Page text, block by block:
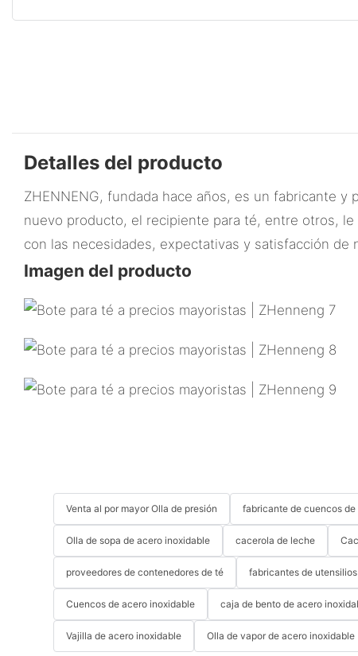
Detalles del producto
ZHENNENG, fundada hace años, es un fabricante
nuevo producto, el recipiente para té, entre otros,
con las necesidades, expectativas y satisfacción de
Imagen del producto
Venta al por mayor Olla de presión fabricante de cuencos de
Olla de sopa de acero inoxidable cacerola de leche
proveedores de contenedores de té fabricantes de
Cuencos de acero inoxidable caja de bento de acero
Vajilla de acero inoxidable Olla de vapor de acero inoxidable